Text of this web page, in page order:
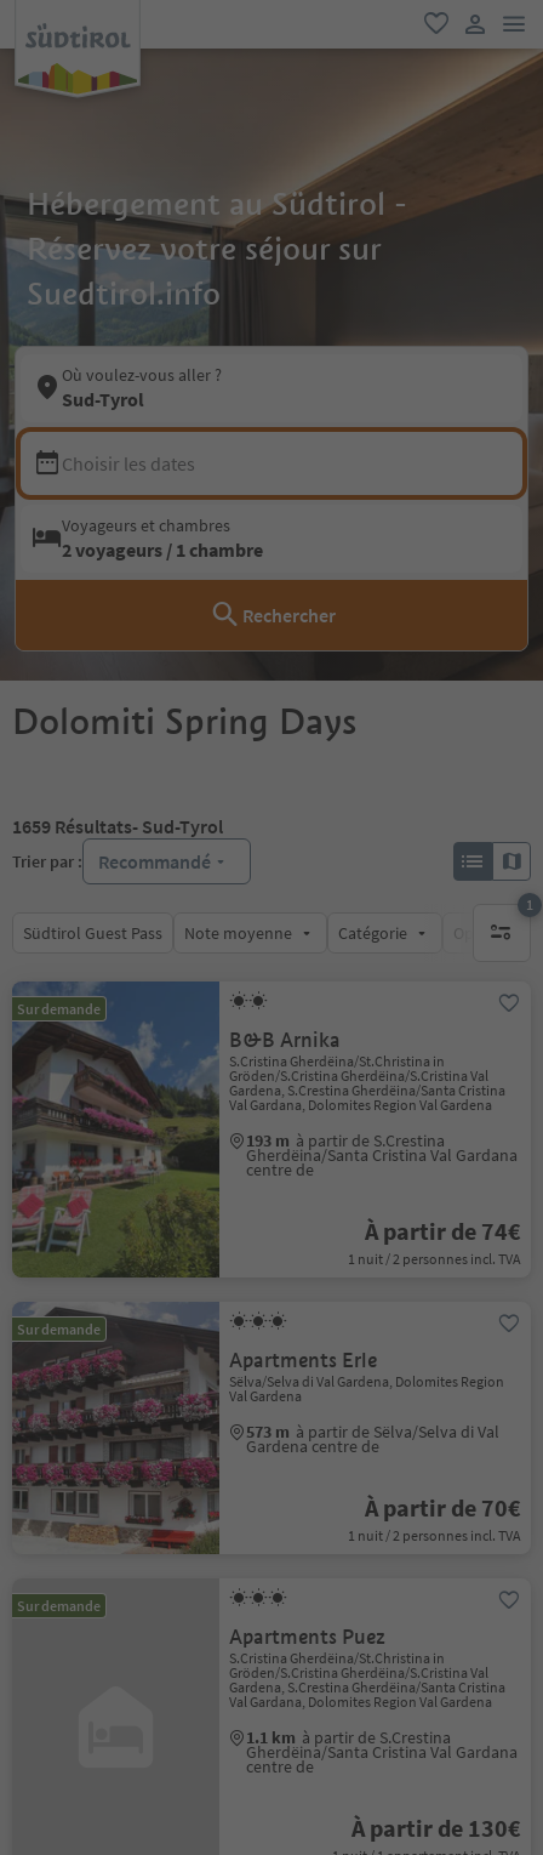
favori
lien
Hébergement au Südtirol -
Réservez votre séjour sur
Suedtirol.info
Où voulez-vous aller ?
Sud-Tyrol
Choisir les dates
Voyageurs et chambres
2 voyageurs / 1 chambre
Rechercher
Dolomiti Spring Days
1659 Résultats- Sud-Tyrol
Trier par : Recommandé
Südtirol Guest Pass Note moyenne Catégorie Options de
1
1 filtre
Sur demande
B&B Arnika
S.Cristina Gherdëina/St.Christina in
Gröden/S.Cristina Gherdëina/S.Cristina Val
Gardena, S.Crestina Gherdëina/Santa Cristina
Val Gardana, Dolomites Region Val Gardena
193 m à partir de S.Crestina
Gherdëina/Santa Cristina Val Gardana
centre de
À partir de 74€
1 nuit / 2 personnes incl. TVA
Sur demande
Apartments Erle
Sëlva/Selva di Val Gardena, Dolomites Region
Val Gardena
573 m à partir de Sëlva/Selva di Val
Gardena centre de
À partir de 70€
1 nuit / 2 personnes incl. TVA
Sur demande
Apartments Puez
S.Cristina Gherdëina/St.Christina in
Gröden/S.Cristina Gherdëina/S.Cristina Val
Gardena, S.Crestina Gherdëina/Santa Cristina
Val Gardana, Dolomites Region Val Gardena
1.1 km à partir de S.Crestina
Gherdëina/Santa Cristina Val Gardana
centre de
À partir de 130€